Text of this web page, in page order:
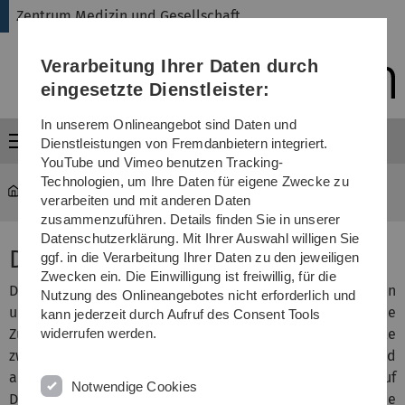
Direkt
Direkt
Direkt
(Sprache,
Drucken,
Media)
Direkt
Direkt
Zentrum Medizin und Gesellschaft
Menü
med-zemege
Dienstleistungen
Das Zentrum fördert die Vernetzung zwischen den Kliniken
untereinander und mit der Universität. Die gemeinsame
Zusammenarbeit siedelt sich an der Schnittstelle
zwischen Medizin und Gesellschaft an. Die Vernetzung wird
angebahnt und gefördert durch den Hinweis auf
Drittmittelausschreibungen und die anschließende
Verarbeitung Ihrer Daten durch
eingesetzte Dienstleister:
In unserem Onlineangebot sind Daten und
Dienstleistungen von Fremdanbietern integriert.
YouTube und Vimeo benutzen Tracking-
Technologien, um Ihre Daten für eigene Zwecke zu
verarbeiten und mit anderen Daten
zusammenzuführen. Details finden Sie in unserer
Datenschutzerklärung. Mit Ihrer Auswahl willigen Sie
ggf. in die Verarbeitung Ihrer Daten zu den jeweiligen
Zwecken ein. Die Einwilligung ist freiwillig, für die
Nutzung des Onlineangebotes nicht erforderlich und
kann jederzeit durch Aufruf des Consent Tools
widerrufen werden.
Notwendige Cookies